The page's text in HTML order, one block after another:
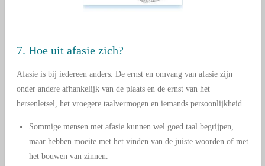
7. Hoe uit afasie zich?
Afasie is bij iedereen anders. De ernst en omvang van afasie zijn
onder andere afhankelijk van de plaats en de ernst van het
hersenletsel, het vroegere taalvermogen en iemands persoonlijkheid.
Sommige mensen met afasie kunnen wel goed taal begrijpen,
maar hebben moeite met het vinden van de juiste woorden of met
het bouwen van zinnen.